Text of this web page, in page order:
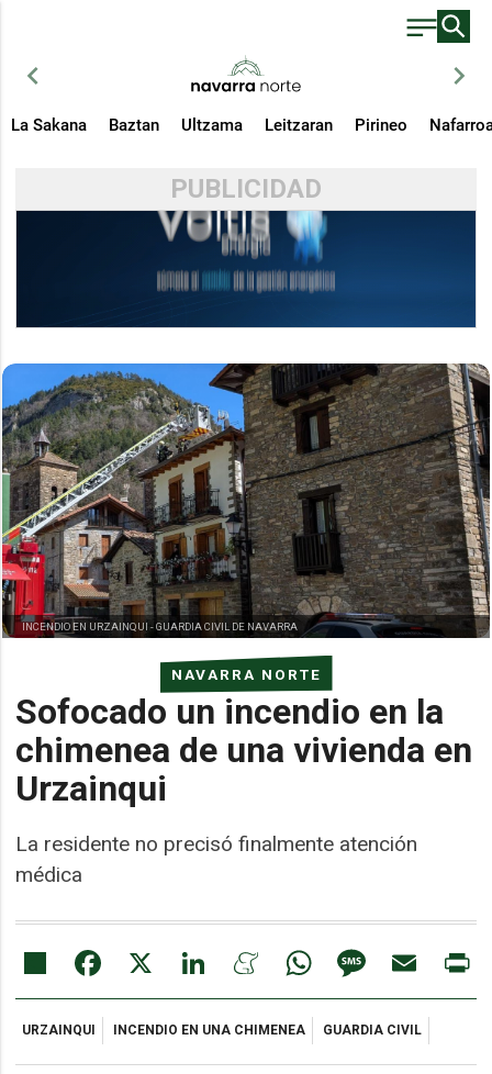
chevron_left chevron_right
La Sakana Baztan Ultzama Leitzaran Pirineo
PUBLICIDAD
NAVARRA NORTE
Sofocado un incendio en la
chimenea de una vivienda en
Urzainqui
La residente no precisó finalmente atención
médica
INCENDIO EN URZAINQUI -GUARDIA CIVIL DE NAVARRA
Share Facebook LinkedIn MeneameWhatsAppMessageEmail
URZAINQUI INCENDIO EN UNA CHIMENEA GUARDIA CIVIL